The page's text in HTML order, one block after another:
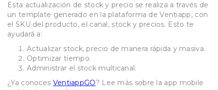
Esta actualización de stock y precio se realiza a través de
un template generado en la plataforma de Ventiapp, con
el SKU del producto, el canal, stock y precios. Esto te
ayudará a:
Actualizar stock, precio de manera rápida y masiva.
Optimizar tiempo.
Administrar el stock multicanal.
¿Ya conoces VentiappGO? Lee más sobre la app mobile